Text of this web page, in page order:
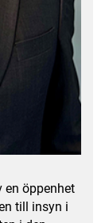
en öppenhet
till insyn i